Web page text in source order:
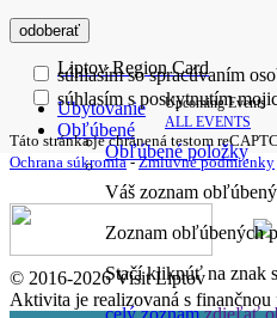
Upcoming Events
ALL EVENTS
Liptov Region Card
Ubytovanie
Obľúbené
Obľúbené položky
Váš zoznam
Zoznam obľúbených
Stačí kliknúť na znak
celý zoznam zdieľať
súhlasím so spracúvaním
súhlasím s poskytnutím
Táto stránka je chránená testom
Ochrana súkromia-Zmluvné podmienky
© 2016-2026 Visit Liptov
Aktivita je realizovaná s